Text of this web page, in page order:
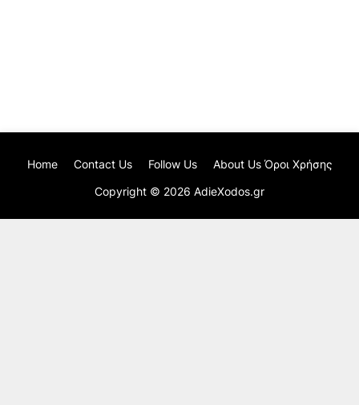
Copyright © 2026 AdieXodos.gr
Home Contact Us Follow Us About Us Όροι Χρήσης